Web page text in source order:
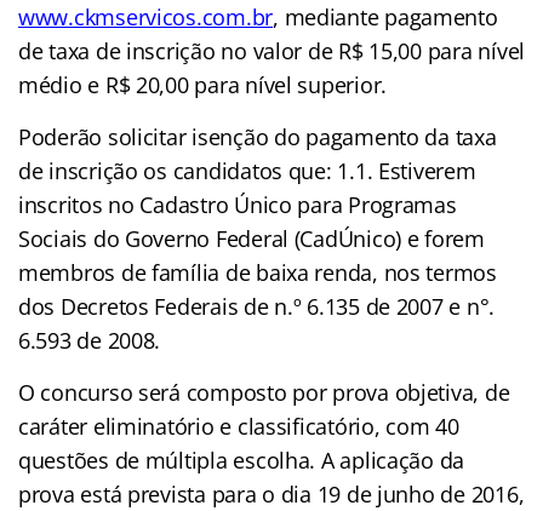
www.ckmservicos.com.br, mediante pagamento
de taxa de inscrição no valor de R$ 15,00 para nível
médio e R$ 20,00 para nível superior.
Poderão solicitar isenção do pagamento da taxa
de inscrição os candidatos que: 1.1. Estiverem
inscritos no Cadastro Único para Programas
Sociais do Governo Federal (CadÚnico) e forem
membros de família de baixa renda, nos termos
dos Decretos Federais de n.º 6.135 de 2007 e n°.
6.593 de 2008.
O concurso será composto por prova objetiva, de
caráter eliminatório e classificatório, com 40
questões de múltipla escolha. A aplicação da
prova está prevista para o dia 19 de junho de 2016,